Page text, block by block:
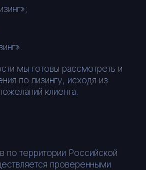
мы готовы рассмотреть и
по лизингу, исходя из
клиента.
по территории Российской
проверенными